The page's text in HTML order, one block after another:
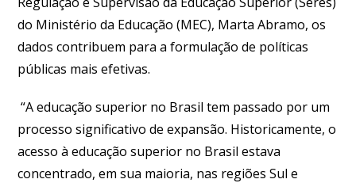
do Ministério da Educação (MEC), Marta Abramo, os
dados contribuem para a formulação de políticas
públicas mais efetivas.
“A educação superior no Brasil tem passado por um
processo significativo de expansão. Historicamente, o
acesso à educação superior no Brasil estava
concentrado, em sua maioria, nas regiões Sul e